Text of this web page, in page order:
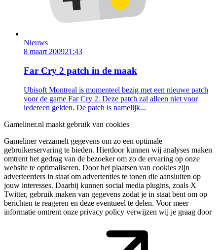
Nieuws
8 maart 200921:43
Far Cry 2 patch in de maak
Ubisoft Montreal is momenteel bezig met een nieuwe patch
voor de game Far Cry 2. Deze patch zal alleen niet voor
iedereen gelden. De patch is namelijk...
Gameliner.nl maakt gebruik van cookies
Gameliner verzamelt gegevens om zo een optimale
gebruikerservaring te bieden. Hierdoor kunnen wij analyses maken
omtrent het gedrag van de bezoeker om zo de ervaring op onze
website te optimaliseren. Door het plaatsen van cookies zijn
adverteerders in staat om advertenties te tonen die aansluiten op
jouw interesses. Daarbij kunnen social media plugins, zoals X
Twitter, gebruik maken van gegevens zodat je in staat bent om op
berichten te reageren en deze eventueel te delen. Voor meer
informatie omtrent onze privacy policy verwijzen wij je graag door